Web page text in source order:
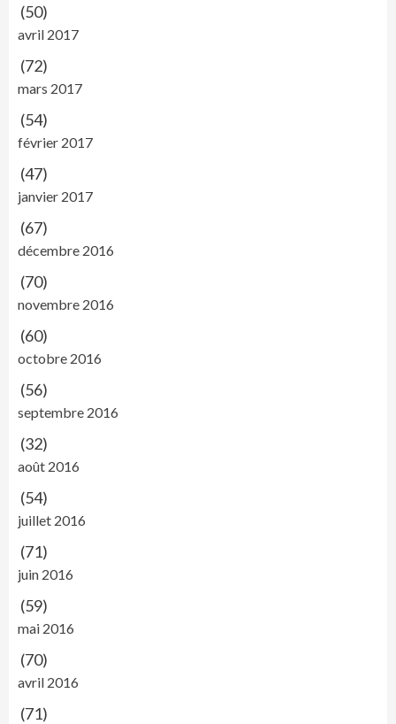
(50)
avril 2017
(72)
mars 2017
(54)
février 2017
(47)
janvier 2017
(67)
décembre 2016
(70)
novembre 2016
(60)
octobre 2016
(56)
septembre 2016
(32)
août 2016
(54)
juillet 2016
(71)
juin 2016
(59)
mai 2016
(70)
avril 2016
(71)